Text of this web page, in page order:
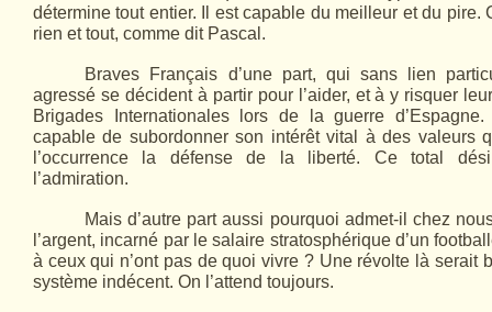
détermine tout entier. Il est capable du meilleur et du pire.
rien et tout, comme dit Pascal.
Braves Français d’une part, qui sans lien
agressé se décident à partir pour l’aider, et à y risquer
Brigades Internationales lors de la guerre
capable de subordonner son intérêt vital à des valeurs
l’occurrence la défense de la liberté. Ce total
l’admiration.
Mais d’autre part aussi pourquoi admet-il chez
l’argent, incarné par le salaire stratosphérique d’un
à ceux qui n’ont pas de quoi vivre ? Une révolte là serait
système indécent. On l’attend toujours.